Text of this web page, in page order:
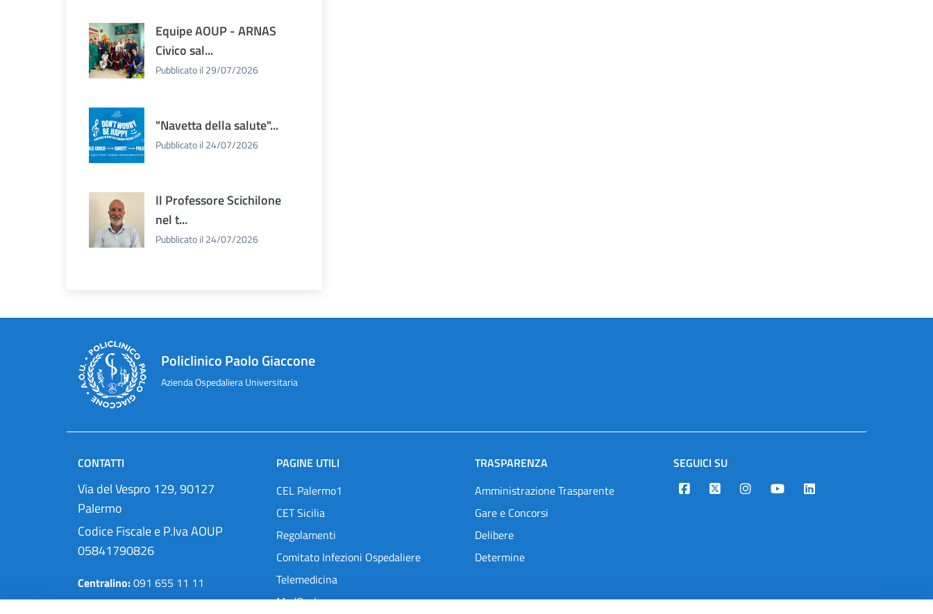
Equipe AOUP - ARNAS
Civico sal...
Pubblicato il 29/07/2026
"Navetta della salute"...
Pubblicato il 24/07/2026
Il Professore Scichilone
nel t...
Pubblicato il 24/07/2026
Policlinico Paolo Giaccone
Azienda Ospedaliera Universitaria
CONTATTI
Via del Vespro 129, 90127
Palermo
Codice Fiscale e P.Iva AOUP
05841790826
Centralino:091 655 11 11
Pec:protocollo@cert.policlinico.pa.it
PAGINE UTILI
CEL Palermo1
CET Sicilia
Regolamenti
Comitato Infezioni Ospedaliere
Telemedicina
MedOral
TRASPARENZA
Amministrazione Trasparente
Gare e Concorsi
Delibere
Determine
SEGUICI SU
Designers Italia
TwitterInstagramYoutubeLinkedin